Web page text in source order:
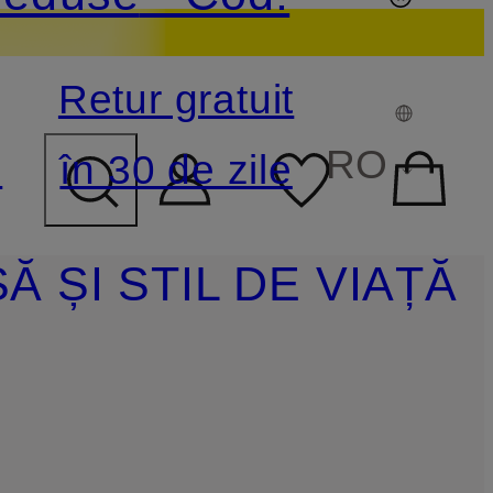
DE CĂUTARE
Retur gratuit
în 30 de zile
RO
ȘI STIL DE VIAȚĂ